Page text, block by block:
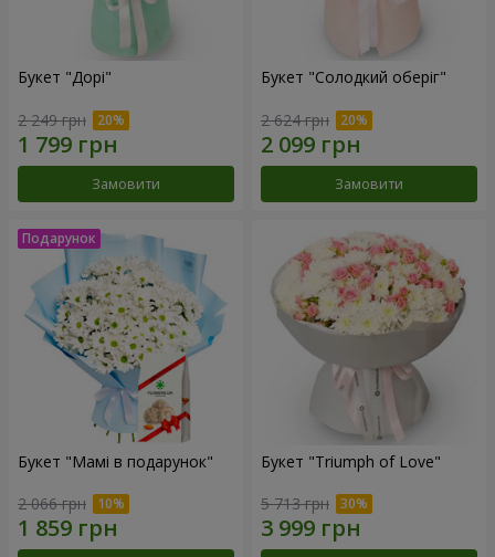
Букет "Дорі"
2 249 грн
Замовити
Букет "Солодкий оберіг"
2 624 грн
Замовити
Букет "Мамі в подарунок"
2 066 грн
Букет "Triumph of Love"
5 713 грн